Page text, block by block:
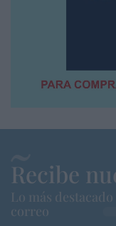
Recibe
Lo más
correo